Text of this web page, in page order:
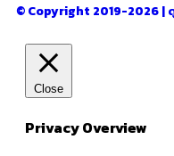
© Copyright 2019-2026 |
Close
Privacy Overview